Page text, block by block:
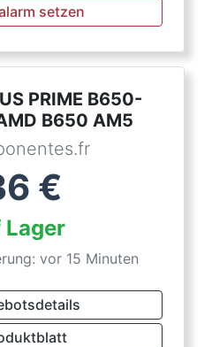
setzen
PRIME B650-
B650 AM5
€
Lager
vor 15 Minuten